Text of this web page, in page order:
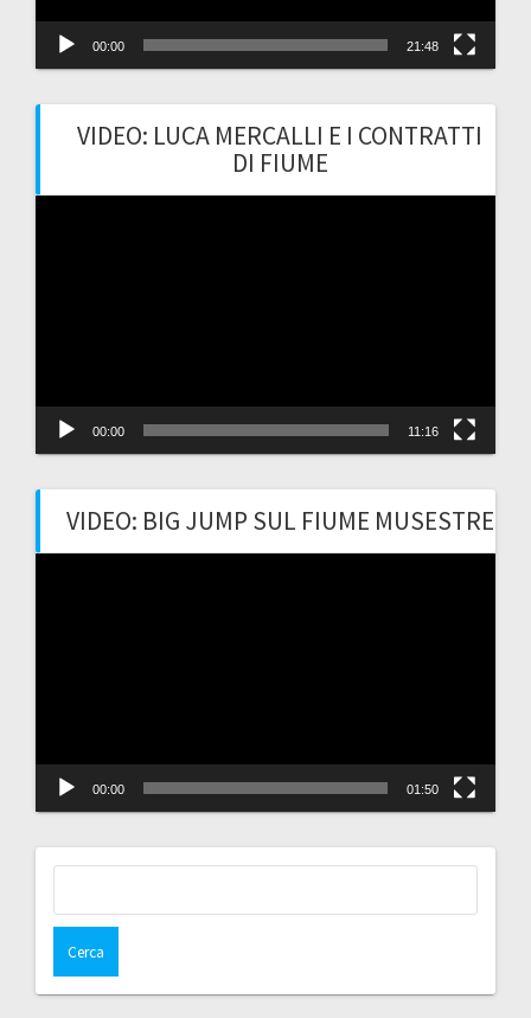
00:00 21:48
VIDEO: LUCA MERCALLI E I CONTRATTI
DI FIUME
00:00 11:16
VIDEO: BIG JUMP SUL FIUME MUSESTRE
00:00 01:50